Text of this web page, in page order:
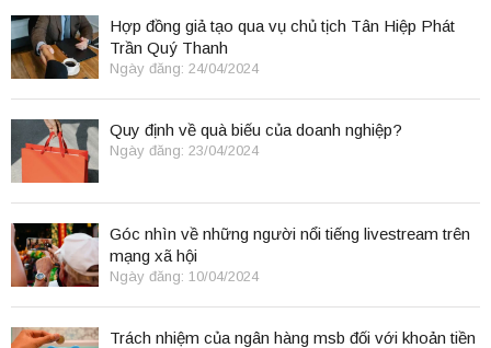
Hợp đồng giả tạo qua vụ chủ tịch Tân Hiệp Phát
Trần Quý Thanh
Ngày đăng: 24/04/2024
Quy định về quà biếu của doanh nghiệp?
Ngày đăng: 23/04/2024
Góc nhìn về những người nổi tiếng livestream trên
mạng xã hội
Ngày đăng: 10/04/2024
Trách nhiệm của ngân hàng msb đối với khoản tiền